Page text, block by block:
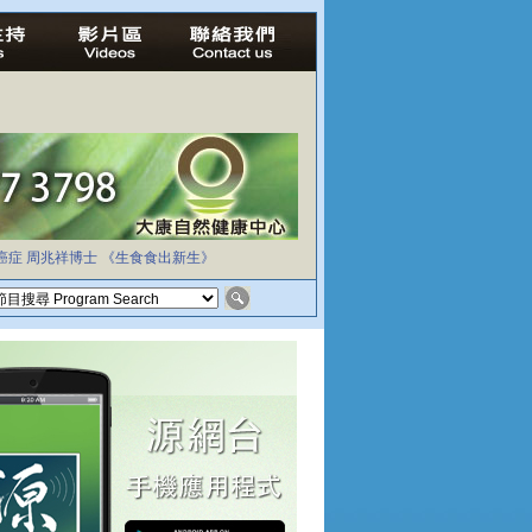
症 周兆祥博士 《生食食出新生》